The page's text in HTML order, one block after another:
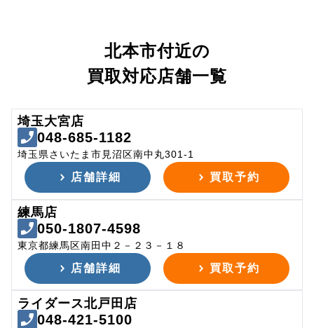
北本市付近の
買取対応店舗一覧
埼玉大宮店
048-685-1182
埼玉県さいたま市見沼区南中丸301-1
店舗詳細 買取予約
練馬店
050-1807-4598
東京都練馬区南田中２－２３－１８
店舗詳細 買取予約
ライダース北戸田店
048-421-5100